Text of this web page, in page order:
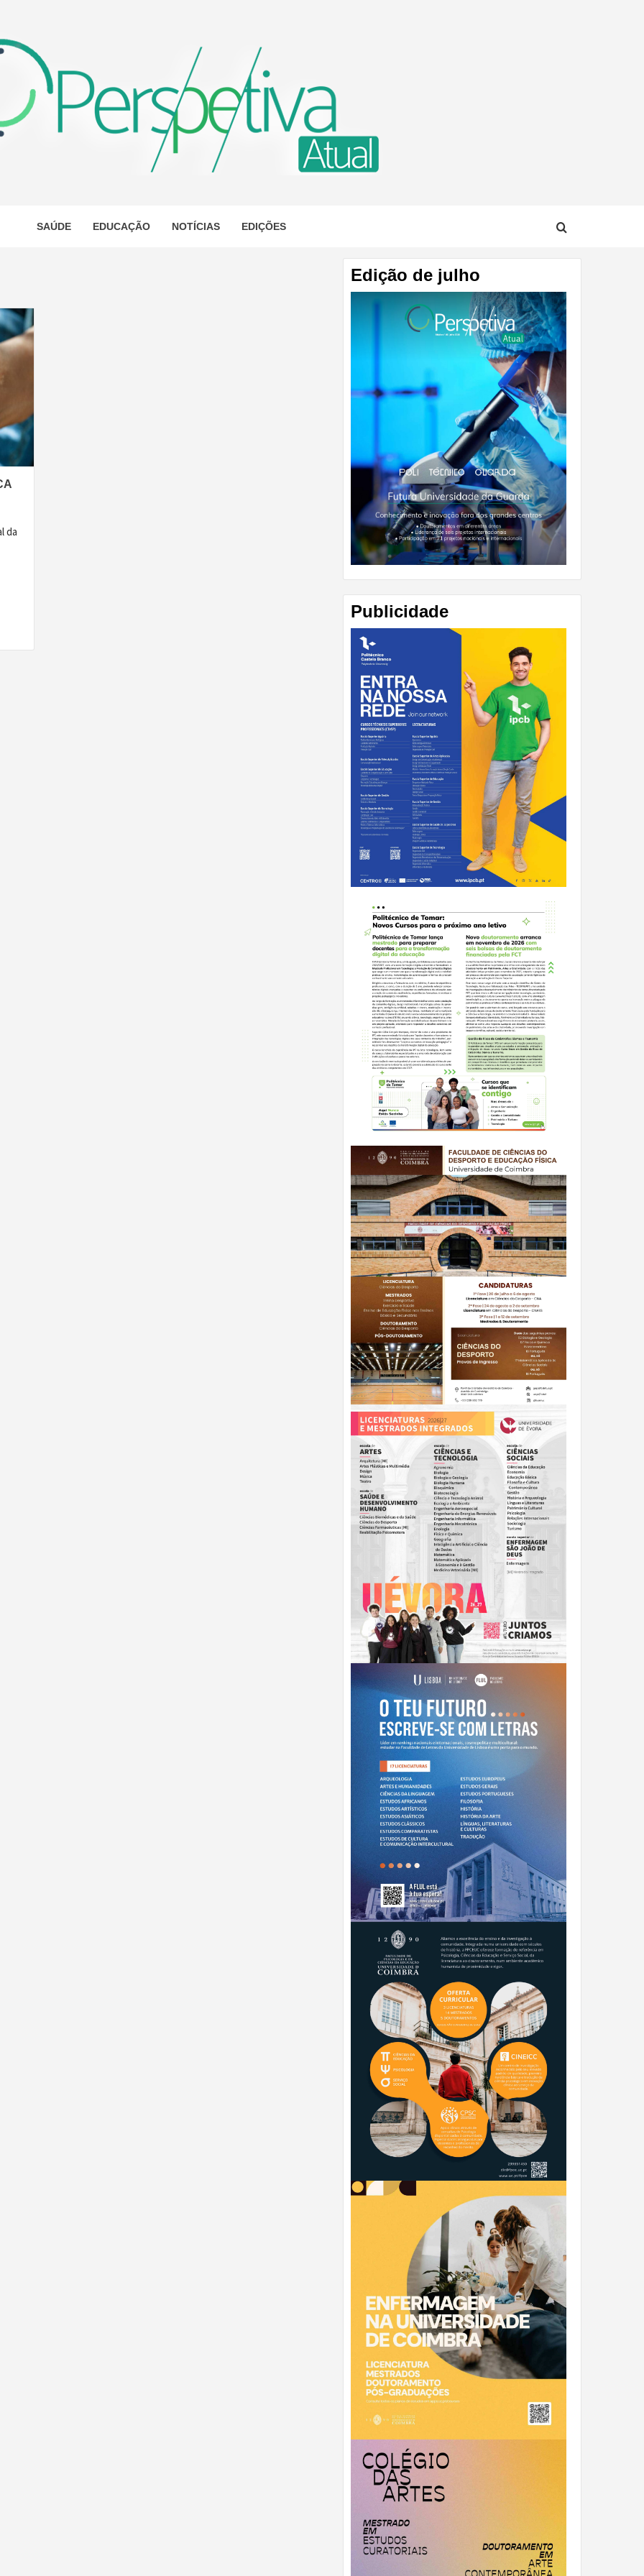
ATUAL
SAÚDE EDUCAÇÃO NOTÍCIAS EDIÇÕES
da
Edição de julho
Publicidade